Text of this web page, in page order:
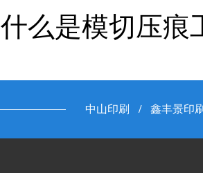
什么是模切压痕
中山印刷 / 鑫丰景印